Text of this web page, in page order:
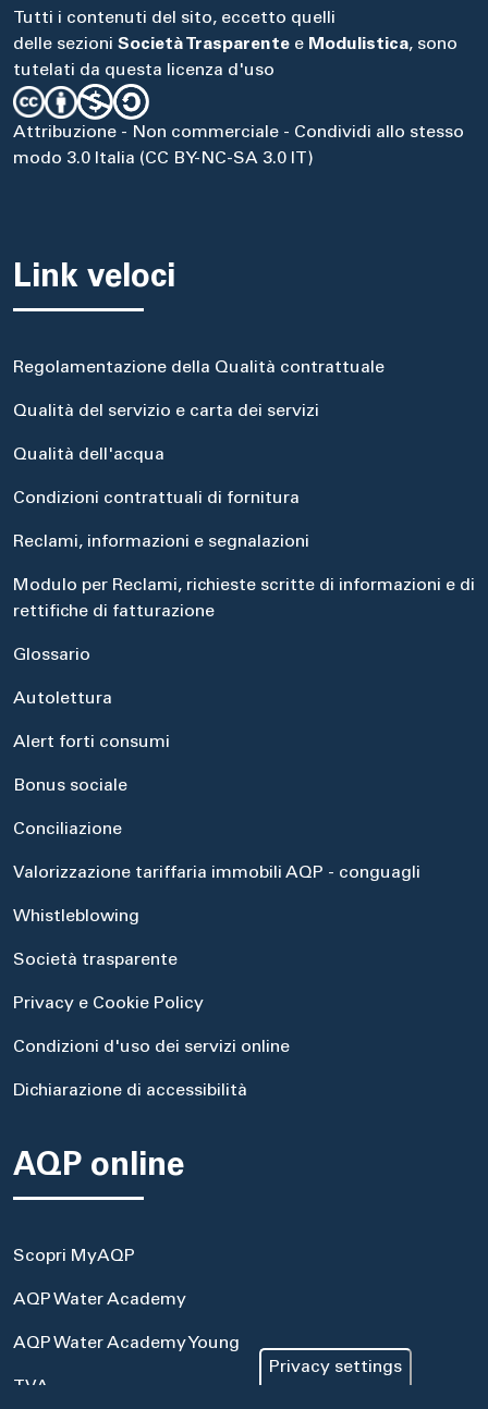
Tutti i contenuti del sito, eccetto quelli
delle sezioni Società Trasparente e Modulistica, sono
tutelati da questa licenza d'uso
Attribuzione - Non commerciale - Condividi allo stesso
modo 3.0 Italia (CC BY-NC-SA 3.0 IT)
Link veloci
Regolamentazione della Qualità contrattuale
Qualità del servizio e carta dei servizi
Qualità dell'acqua
Condizioni contrattuali di fornitura
Reclami, informazioni e segnalazioni
Modulo per Reclami, richieste scritte di informazioni e di
rettifiche di fatturazione
Glossario
Autolettura
Alert forti consumi
Bonus sociale
Conciliazione
Valorizzazione tariffaria immobili AQP - conguagli
Whistleblowing
Società trasparente
Privacy e Cookie Policy
Condizioni d'uso dei servizi online
Dichiarazione di accessibilità
AQP online
Scopri MyAQP
AQP Water Academy
AQP Water Academy Young
TVA
Privacy settings